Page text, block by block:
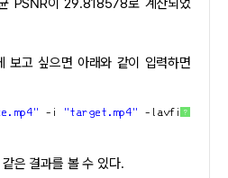
?
-i "target.mp4" -lavfi
같은 결과를 볼 수 있다.